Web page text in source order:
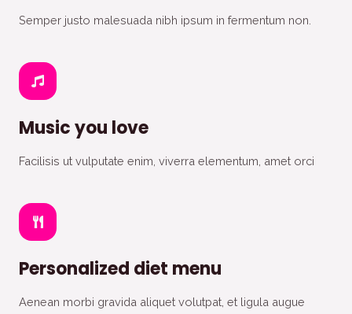
Semper justo malesuada nibh ipsum in fermentum non.
Music you love
Facilisis ut vulputate enim, viverra elementum, amet orci
Personalized diet menu
Aenean morbi gravida aliquet volutpat, et ligula augue